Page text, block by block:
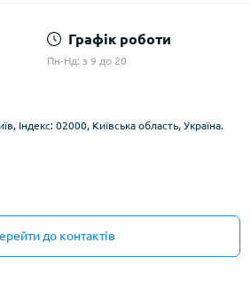
Графік роботи
Пн-Нд: з 9 до 20
Індекс: 02000, Київська область, Україна.
до контактів